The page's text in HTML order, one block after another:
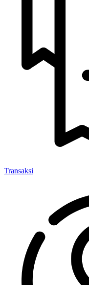
Transaksi